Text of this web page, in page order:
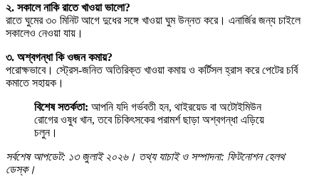
২. সকালে নাকি রাতে খাওয়া ভালো?
রাতে ঘুমের ৩০ মিনিট আগে দুধের সঙ্গে খাওয়া ঘুম উন্নত করে। এনার্জির জন্য চাইলে
সকালেও নেওয়া যায়।
৩. অশ্বগন্ধা কি ওজন কমায়?
পরোক্ষভাবে। স্ট্রেস-জনিত অতিরিক্ত খাওয়া কমায় ও কর্টিসল হ্রাস করে পেটের চর্বি
কমাতে সহায়ক।
বিশেষ সতর্কতা: আপনি যদি গর্ভবতী হন, থাইরয়েড বা অটোইমিউন
রোগের ওষুধ খান, তবে চিকিৎসকের পরামর্শ ছাড়া অশ্বগন্ধা এড়িয়ে
চলুন।
সর্বশেষ আপডেট: ১৩ জুলাই ২০২৬। তথ্য যাচাই ও সম্পাদনা: ফিটনোশন হেলথ
ডেস্ক।